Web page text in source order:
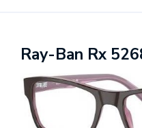
Ray-Ban Rx